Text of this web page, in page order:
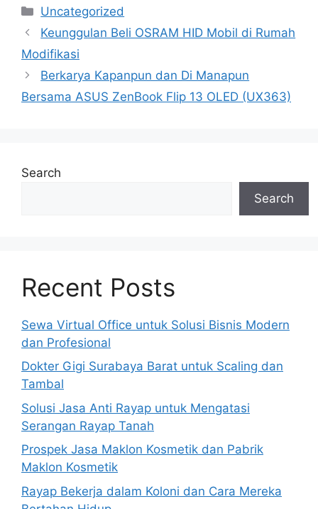
Categories
Uncategorized
Keunggulan Beli OSRAM HID Mobil di Rumah
Modifikasi
Berkarya Kapanpun dan Di Manapun
Bersama ASUS ZenBook Flip 13 OLED (UX363)
Search
Search
Recent Posts
Sewa Virtual Office untuk Solusi Bisnis Modern
dan Profesional
Dokter Gigi Surabaya Barat untuk Scaling dan
Tambal
Solusi Jasa Anti Rayap untuk Mengatasi
Serangan Rayap Tanah
Prospek Jasa Maklon Kosmetik dan Pabrik
Maklon Kosmetik
Rayap Bekerja dalam Koloni dan Cara Mereka